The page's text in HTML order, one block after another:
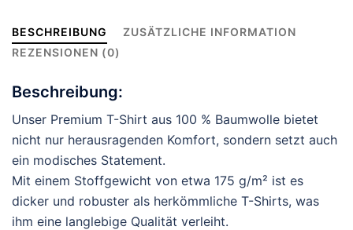
BESCHREIBUNG
ZUSÄTZLICHE INFORMATION
REZENSIONEN (0)
Beschreibung:
Unser Premium T-Shirt aus 100 % Baumwolle bietet
nicht nur herausragenden Komfort, sondern setzt auch
ein modisches Statement.
Mit einem Stoffgewicht von etwa 175 g/m² ist es
dicker und robuster als herkömmliche T-Shirts, was
ihm eine langlebige Qualität verleiht.